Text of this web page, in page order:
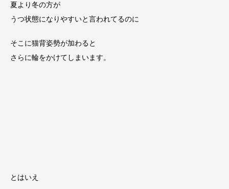
夏より冬の方が
うつ状態になりやすいと言われてるのに
そこに猫背姿勢が加わると
さらに輪をかけてしまいます。
とはいえ